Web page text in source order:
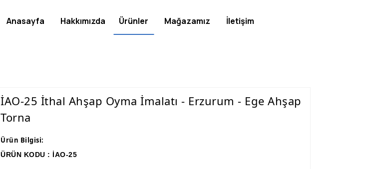
İAO-25 İthal Ahşap Oyma İmalatı - Erzurum - Ege Ahşap
Torna
Ürün Bilgisi:
ÜRÜN KODU : İAO-25
Anasayfa Hakkımızda Ürünler Mağazamız İletişim